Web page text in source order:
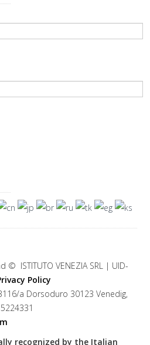
© ISTITUTO VENEZIA SRL | UID-
Policy
a Dorsoduro 30123 Venedig,
recognized by the Italian